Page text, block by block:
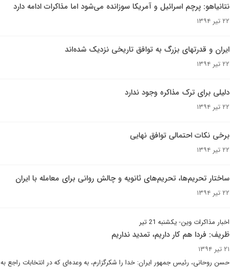
نتانیاهو: پرچم اسرائیل و آمریکا سوزانده می‌شود اما مذاکرات ادامه دارد
۲۲ تیر ۱۳۹۴
ایران و قدرتهای بزرگ به توافق تاریخی نزدیک شده‌اند
۲۲ تیر ۱۳۹۴
دلیلی برای ترک مذاکره وجود ندارد
۲۲ تیر ۱۳۹۴
برخی نکات احتمالی توافق نهایی
۲۲ تیر ۱۳۹۴
ساختار تحریم‌ها، تحریم‌های ثانویه و چالش روانی برای معامله با ایران
۲۲ تیر ۱۳۹۴
اخبار مذاکرات وین- یکشنبه 21 تیر
ظریف: فردا هم کار داریم، تمدید نداریم
۲۱ تیر ۱۳۹۴
حسن روحانی، رئیس جمهور ایران: خدا را شکرگزارم، به وعده‌ای که در انتخابات